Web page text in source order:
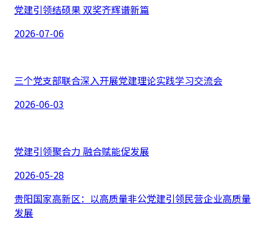
党建引领结硕果 双奖齐辉谱新篇
2026-07-06
三个党支部联合深入开展党建理论实践学习交流会
2026-06-03
党建引领聚合力 融合赋能促发展
2026-05-28
贵阳国家高新区：以高质量非公党建引领民营企业高质量
发展